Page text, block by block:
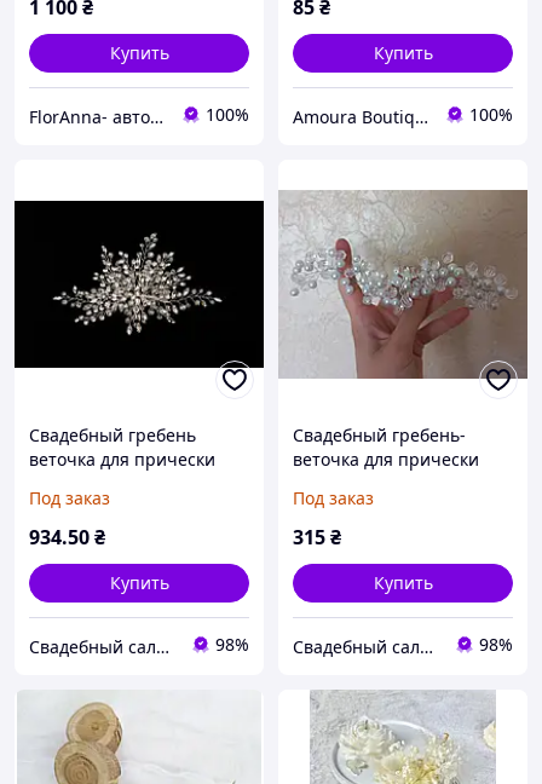
1 100₴
Купить
FlorAnna- авторские украшения ручной работы с цветами из полимерной глины decoclay. 100%
85₴
Купить
Amoura Boutique 100%
Свадебный гребень
веточка для прически
Под заказ
934.50₴
Купить
Свадебный салон "ПРИНЦЕССА" 98%
Свадебный гребень-
веточка для прически
Под заказ
315₴
Купить
Свадебный салон "ПРИНЦЕССА" 98%